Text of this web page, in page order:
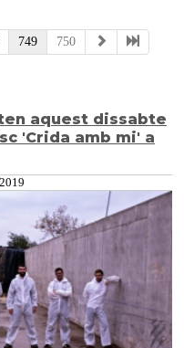
749 750
aquest dissabte
'Crida amb mi' a